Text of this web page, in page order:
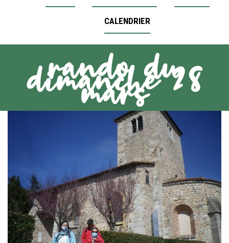
CALENDRIER
rando du
dimanche 28
mars